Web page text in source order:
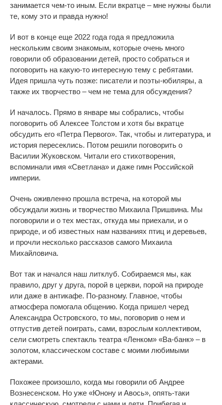
занимается чем-то иным. Если вкратце – мне нужны были
те, кому это и правда нужно!
И вот в конце еще 2022 года года я предложила
нескольким своим знакомым, которые очень много
говорили об образовании детей, просто собраться и
поговорить на какую-то интересную тему с ребятами.
Идея пришла чуть позже: писатели и поэты-юбиляры, а
также их творчество – чем не тема для обсуждения?
И началось. Прямо в январе мы собрались, чтобы
поговорить об Алексее Толстом и хотя бы вкратце
обсудить его «Петра Первого». Так, чтобы и литература, и
история пересеклись. Потом решили поговорить о
Василии Жуковском. Читали его стихотворения,
вспоминали имя «Светлана» и даже гимн Российской
империи.
Очень оживленно прошла встреча, на которой мы
обсуждали жизнь и творчество Михаила Пришвина. Мы
поговорили и о тех местах, откуда мы приехали, и о
природе, и об известных нам названиях птиц и деревьев,
и прочли несколько рассказов самого Михаила
Михайловича.
Вот так и начался наш литклуб. Собираемся мы, как
правило, друг у друга, порой в церкви, порой на природе
или даже в антикафе. По-разному. Главное, чтобы
атмосфера помогала общению. Когда пришел черед
Александра Островского, то мы, поговорив о нем и
отпустив детей поиграть, сами, взрослым коллективом,
сели смотреть спектакль театра «Ленком» «Ва-банк» – в
золотом, классическом составе с моими любимыми
актерами.
Похожее произошло, когда мы говорили об Андрее
Вознесенском. Но уже «Юнону и Авось», опять-таки